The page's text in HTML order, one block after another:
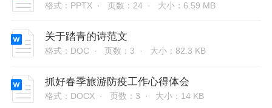
格式：PPTX · 页数：24 · 大小：6.59 MB
关于踏青的诗范文
格式：DOC · 页数：3 · 大小：82.3 KB
抓好春季旅游防疫工作心得体会
格式：DOCX · 页数：3 · 大小：14 KB